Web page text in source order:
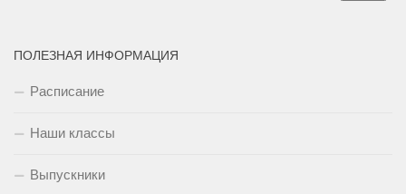
ПОЛЕЗНАЯ ИНФОРМАЦИЯ
Расписание
Наши классы
Выпускники